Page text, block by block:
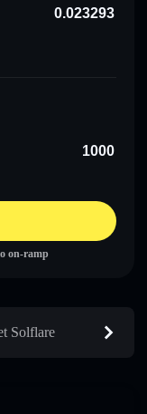
on-ramp
Solflare